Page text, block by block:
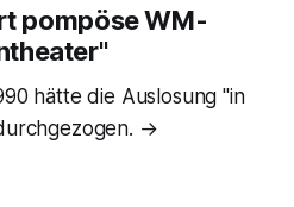
pompöse WM-
hätte die Auslosung "in
→